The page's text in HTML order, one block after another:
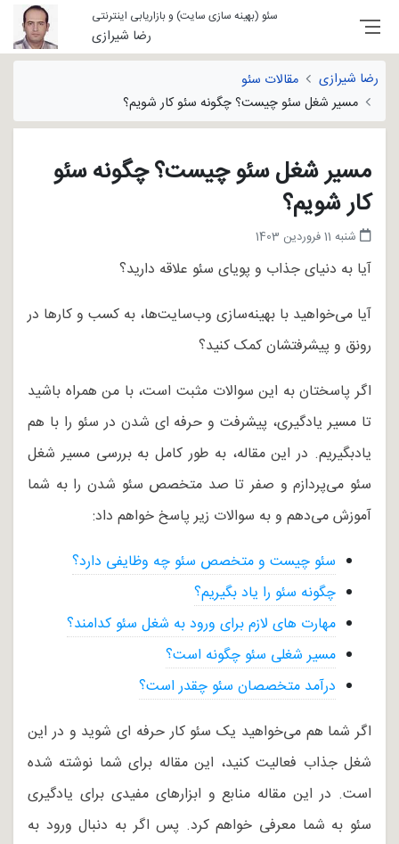
سئو (بهینه سازی سایت) و بازاریابی اینترنتی
رضا شیرازی
رضا شیرازی
مقالات سئو
مسیر شغل سئو چیست؟ چگونه سئو کار شویم؟
مسیر شغل سئو چیست؟ چگونه سئو
کار شویم؟
شنبه 11 فروردین 1403
آیا به دنیای جذاب و پویای سئو علاقه دارید؟
آیا می‌خواهید با بهینه‌سازی وب‌سایت‌ها، به کسب و کارها در
رونق و پیشرفتشان کمک کنید؟
اگر پاسختان به این سوالات مثبت است، با من همراه باشید
تا مسیر یادگیری، پیشرفت و حرفه ای شدن در سئو را با هم
یادبگیریم. در این مقاله، به طور کامل به بررسی مسیر شغل
سئو می‌پردازم و صفر تا صد متخصص سئو شدن را به شما
آموزش می‌دهم و به سوالات زیر پاسخ خواهم داد:
سئو چیست و متخصص سئو چه وظایفی دارد؟
چگونه سئو را یاد بگیریم؟
مهارت های لازم برای ورود به شغل سئو کدامند؟
مسیر شغلی سئو چگونه است؟
درآمد متخصصان سئو چقدر است؟
اگر شما هم می‌خواهید یک سئو کار حرفه ای شوید و در این
شغل جذاب فعالیت کنید، این مقاله برای شما نوشته شده
است. در این مقاله منابع و ابزارهای مفیدی برای یادگیری
سئو به شما معرفی خواهم کرد. پس اگر به دنبال ورود به